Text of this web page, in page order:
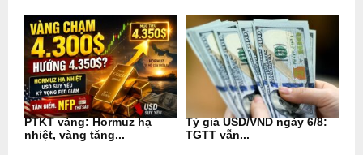
PTKT vàng: Hormuz hạ
nhiệt, vàng tăng...
Tỷ giá USD/VND ngày 6/8:
TGTT vẫn...